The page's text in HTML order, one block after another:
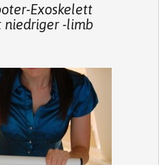
Exoskelett
niedriger -limb